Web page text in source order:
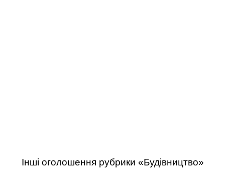
Інші оголошення рубрики «Будівництво»